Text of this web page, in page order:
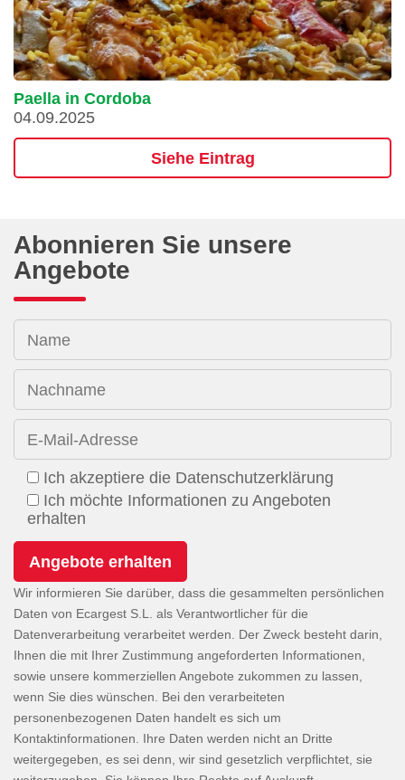
Paella in Cordoba
04.09.2025
Siehe Eintrag
Abonnieren Sie unsere
Angebote
Name
Nachname
E-Mail-Adresse
Ich akzeptiere die Datenschutzerklärung
Ich möchte Informationen zu Angeboten
erhalten
Wir informieren Sie darüber, dass die gesammelten persönlichen
Daten von Ecargest S.L. als Verantwortlicher für die
Datenverarbeitung verarbeitet werden. Der Zweck besteht darin,
Ihnen die mit Ihrer Zustimmung angeforderten Informationen,
sowie unsere kommerziellen Angebote zukommen zu lassen,
wenn Sie dies wünschen. Bei den verarbeiteten
personenbezogenen Daten handelt es sich um
Kontaktinformationen. Ihre Daten werden nicht an Dritte
weitergegeben, es sei denn, wir sind gesetzlich verpflichtet, sie